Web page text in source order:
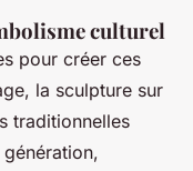
culturel
pour créer ces
la sculpture sur
traditionnelles